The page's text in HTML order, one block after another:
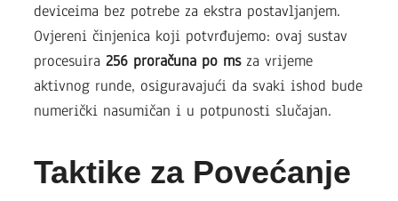
deviceima bez potrebe za ekstra postavljanjem.
Ovjereni činjenica koji potvrđujemo: ovaj sustav
procesuira 256 proračuna po msza vrijeme
aktivnog runde, osiguravajući da svaki ishod bude
numerički nasumičan i u potpunosti slučajan.
Taktike za Povećanje